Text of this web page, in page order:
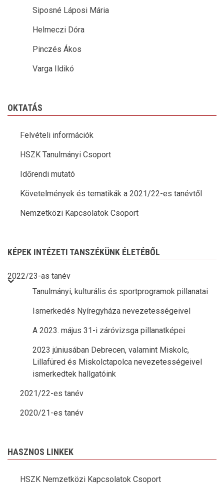
Siposné Láposi Mária
Helmeczi Dóra
Pinczés Ákos
Varga Ildikó
OKTATÁS
Felvételi információk
HSZK Tanulmányi Csoport
Időrendi mutató
Követelmények és tematikák a 2021/22-es tanévtől
Nemzetközi Kapcsolatok Csoport
KÉPEK INTÉZETI TANSZÉKÜNK ÉLETÉBŐL
2022/23-as tanév
Tanulmányi, kulturális és sportprogramok pillanatai
Ismerkedés Nyíregyháza nevezetességeivel
A 2023. május 31-i záróvizsga pillanatképei
2023 júniusában Debrecen, valamint Miskolc,
Lillafüred és Miskolctapolca nevezetességeivel
ismerkedtek hallgatóink
2021/22-es tanév
2020/21-es tanév
HASZNOS LINKEK
HSZK Nemzetközi Kapcsolatok Csoport